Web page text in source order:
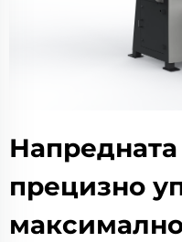
Напредната
прецизно
максимално